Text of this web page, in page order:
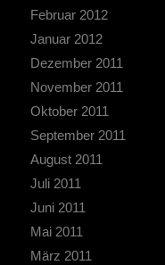
Februar 2012
Januar 2012
Dezember 2011
November 2011
Oktober 2011
September 2011
August 2011
Juli 2011
Juni 2011
Mai 2011
März 2011